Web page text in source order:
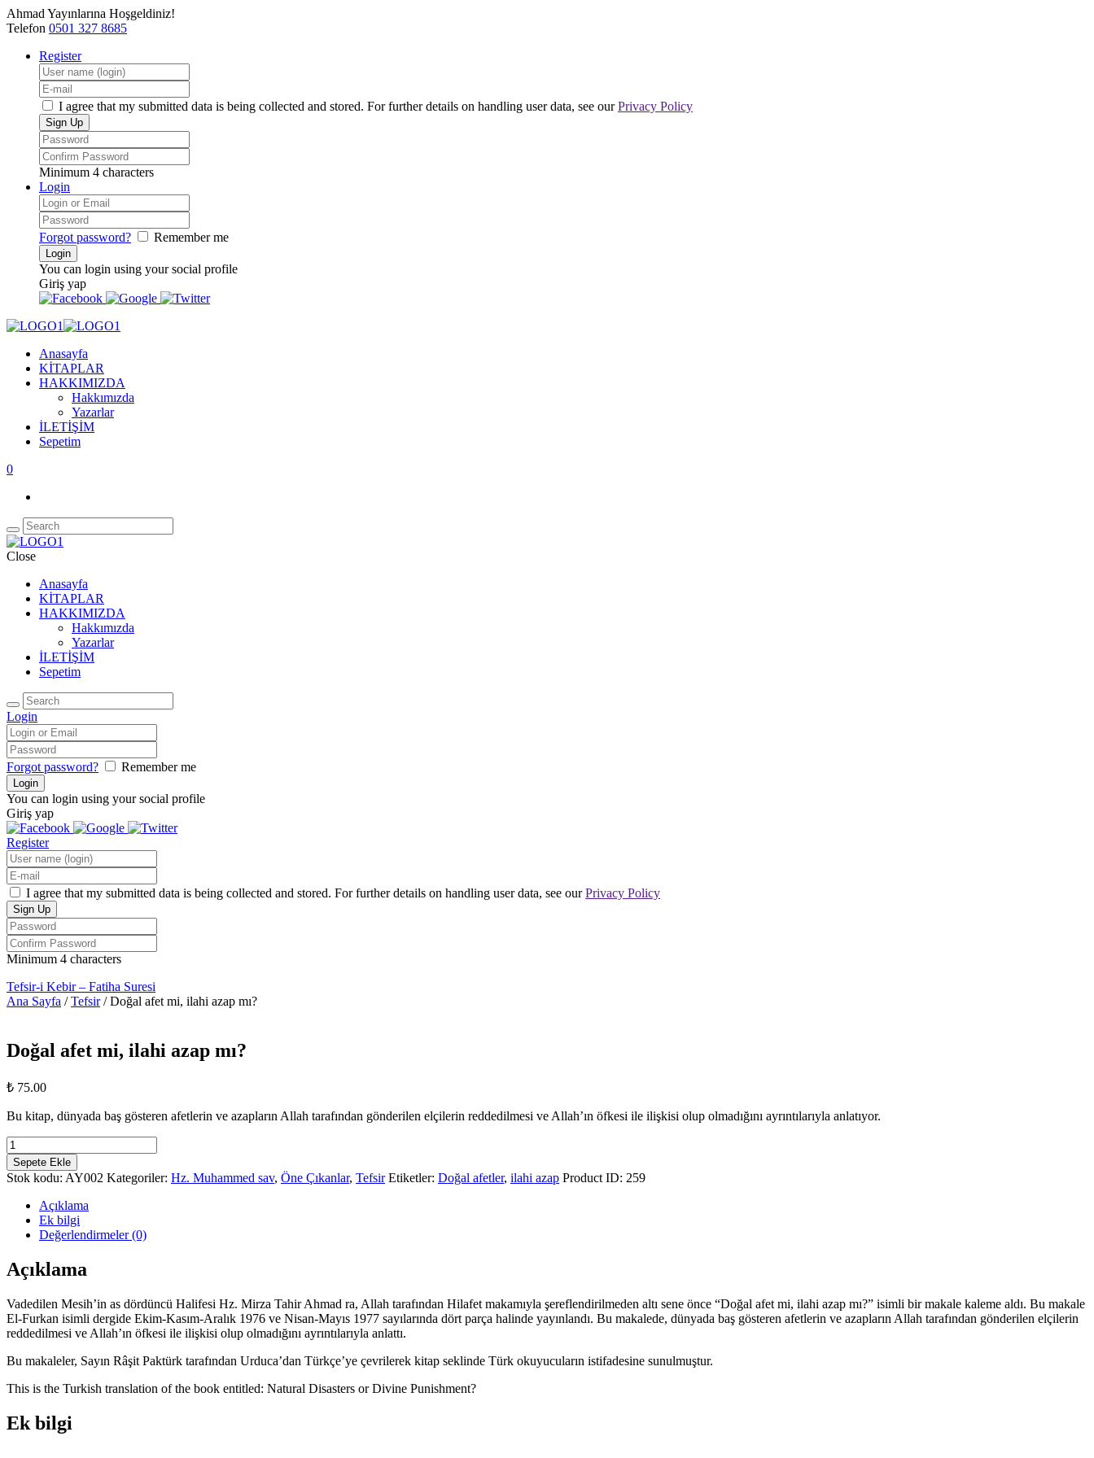
Ahmad Yayınlarına Hoşgeldiniz!
Telefon 0501 327 8685
Register
I agree that my submitted data is being collected and stored. For further details on handling user data, see ourPrivacy Policy
Minimum 4 characters
Login
Forgot password? Remember me
You can login using your social profile
Giriş yap
Anasayfa
KİTAPLAR
HAKKIMIZDA
Hakkımızda
Yazarlar
İLETİŞİM
Sepetim
0
Close
Anasayfa
KİTAPLAR
HAKKIMIZDA
Hakkımızda
Yazarlar
İLETİŞİM
Sepetim
Login
Forgot password? Remember me
You can login using your social profile
Giriş yap
Register
I agree that my submitted data is being collected and stored. For further details on handling user data, see ourPrivacy Policy
Minimum 4 characters
Tefsir-i Kebir – Fatiha Suresi
Ana Sayfa /Tefsir/ Doğal afet mi, ilahi azap mı?
Doğal afet mi, ilahi azap mı?
₺ 75.00
Bu kitap, dünyada baş gösteren afetlerin ve azapların Allah tarafından gönderilen elçilerin reddedilmesi ve Allah’ın öfkesi ile ilişkisi olup olmadığını ayrıntılarıyla anlatıyor.
Doğal
afet
mi,
ilahi
azap
adet
Sepete Ekle
Stok kodu: AY002 Kategoriler: Hz. Muhammed sav, Öne Çıkanlar, Tefsir Etiketler: Doğal afetler, ilahi azap Product ID: 259
Açıklama
Ek bilgi
Değerlendirmeler (0)
Açıklama
Vadedilen Mesih’in as dördüncü Halifesi Hz. Mirza Tahir Ahmad ra, Allah tarafından Hilafet makamıyla şereflendirilmeden altı sene önce “Doğal afet mi, ilahi azap mı?” isimli bir makale kaleme aldı. Bu makale
El-Furkan isimli dergide Ekim-Kasım-Aralık 1976 ve Nisan-Mayıs 1977 sayılarında dört parça halinde yayınlandı. Bu makalede, dünyada baş gösteren afetlerin ve azapların Allah tarafından gönderilen elçilerin
reddedilmesi ve Allah’ın öfkesi ile ilişkisi olup olmadığını ayrıntılarıyla anlattı.
Bu makaleler, Sayın Râşit Paktürk tarafından Urduca’dan Türkçe’ye çevrilerek kitap seklinde Türk okuyucuların istifadesine sunulmuştur.
This is the Turkish translation of the book entitled: Natural Disasters or Divine Punishment?
Ek bilgi